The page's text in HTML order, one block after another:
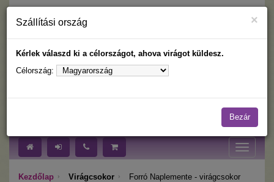
Nyelv:
Toggle
Kezdőlap
Virágcsokor Forró Naplemente - virágcsokor
×
Szállítási ország
Kérlek válaszd ki a célországot, ahova virágot küldesz.
Célország:
Bezár